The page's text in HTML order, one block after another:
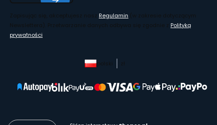
Zapisując się, akceptujesz nasz Regulamin (w zakresie dotyczącym
Newslettera). Przetwarzanie danych odbywa się zgodnie z Polityką
prywatności
polski zł